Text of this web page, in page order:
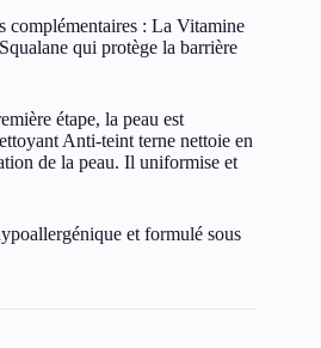
complémentaires : La Vitamine
qui protège la barrière
étape, la peau est
Anti-teint terne nettoie en
de la peau. Il uniformise et
et formulé sous